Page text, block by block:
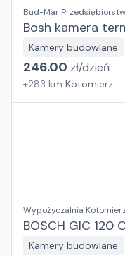
Bud-Mar
Bosh kamera
Kamery budowlane
246.00 zł/dzień
+283 km Kotomierz
Wypożyczalnia
BOSCH GIC 120
Kamery budowlane